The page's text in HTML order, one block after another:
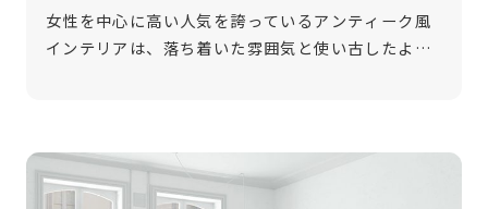
女性を中心に高い人気を誇っているアンティーク風
インテリアは、落ち着いた雰囲気と使い古したよう